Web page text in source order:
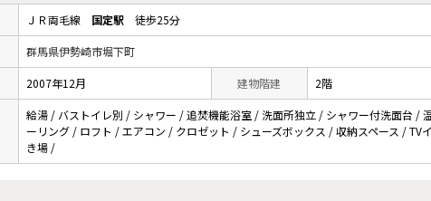
ＪＲ両毛線 国定駅徒歩25分
群馬県伊勢崎市堀下町
2007年12月 建物階建 2階
給湯 / バストイレ別 / シャワー / 追焚機能浴室 / 洗面所独立 / シャワー付洗面台 /
ーリング / ロフト / エアコン / クロゼット / シューズボックス / 収納スペース /
き場 /